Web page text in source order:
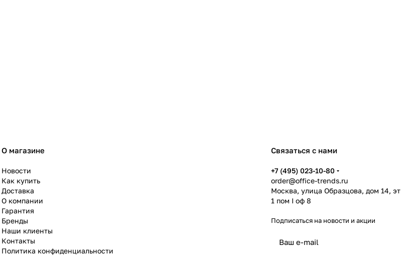
О магазине
Новости
Как купить
Доставка
О компании
Гарантия
Бренды
Наши клиенты
Контакты
Политика конфиденциальности
Связаться с нами
+7 (495) 023-10-80
order@office-trends.ru
Москва, улица Образцова, дом 14, эт
1 пом I оф 8
Подписаться на новости и акции